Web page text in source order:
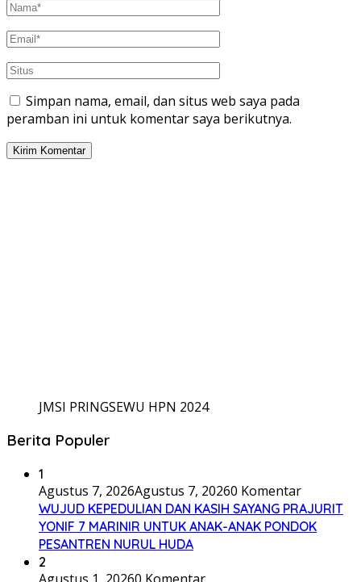
Simpan nama, email, dan situs web saya pada
peramban ini untuk komentar saya berikutnya.
JMSI PRINGSEWU HPN 2024
Berita Populer
1
Agustus 7, 2026Agustus 7, 20260 Komentar
WUJUD KEPEDULIAN DAN KASIH SAYANG PRAJURIT
YONIF 7 MARINIR UNTUK ANAK-ANAK PONDOK
PESANTREN NURUL HUDA
2